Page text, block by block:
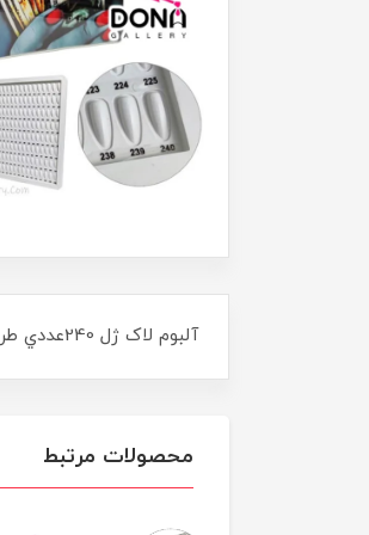
آلبوم لاک ژل 240عددي طرح دلار
محصولات مرتبط